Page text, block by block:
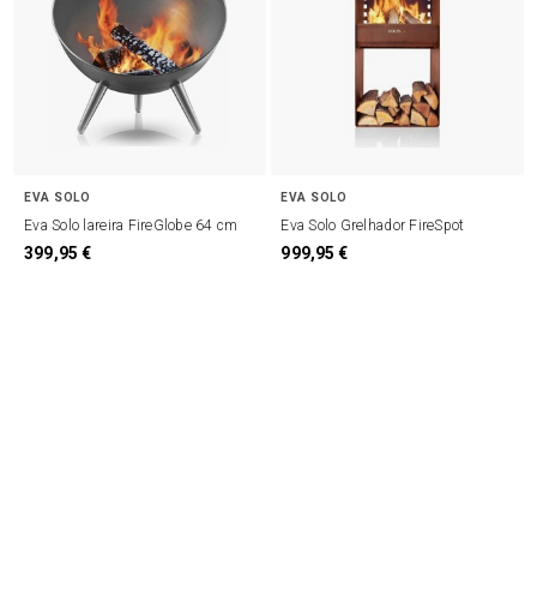
EVA SOLO
Eva Solo lareira FireGlobe 64 cm
399,95 €
EVA SOLO
Eva Solo Grelhador FireSpot
999,95 €